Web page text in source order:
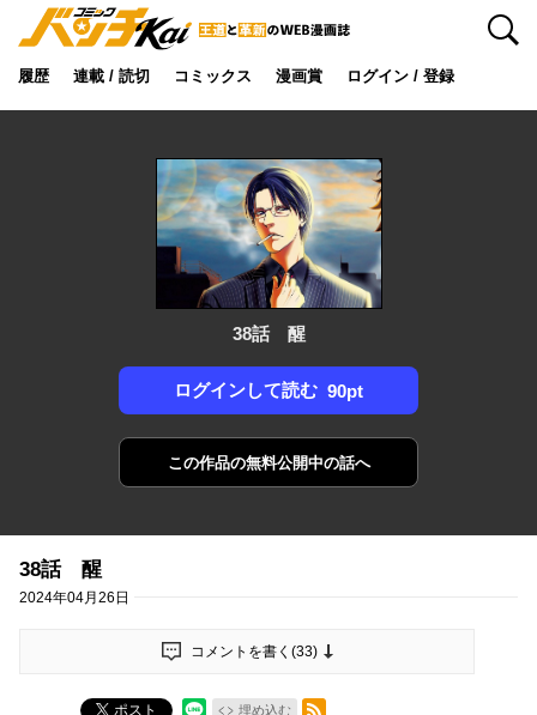
履歴 連載 / 読切 コミックス 漫画賞 ログイン / 登録
検索
38話 醒
ログインして読む 90pt
この作品の無料公開中の話へ
38話 醒
2024年04月26日
コメントを書く(33)
ポスト 埋め込む
RSSフィード